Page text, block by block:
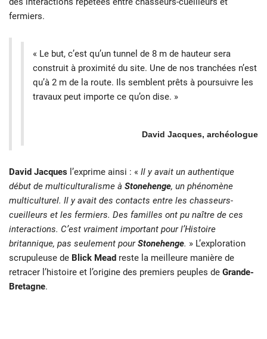
fermiers.
« Le but, c’est qu’un tunnel de 8 m de hauteur sera
construit à proximité du site. Une de nos tranchées n’est
qu’à 2 m de la route. Ils semblent prêts à poursuivre les
travaux peut importe ce qu’on dise. »
David Jacques, archéologue
David Jacques l’exprime ainsi : « Il y avait un authentique
début de multiculturalisme à Stonehenge, un phénomène
multiculturel. Il y avait des contacts entre les chasseurs-
cueilleurs et les fermiers. Des familles ont pu naître de ces
interactions. C’est vraiment important pour l’Histoire
britannique, pas seulement pourStonehenge. » L’exploration
scrupuleuse de Blick Mead reste la meilleure manière de
retracer l’histoire et l’origine des premiers peuples de Grande-
Bretagne.